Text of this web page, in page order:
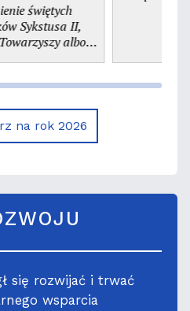
świętych
II,
albo
na rok 2026
się rozwijać i trwać
wsparcia